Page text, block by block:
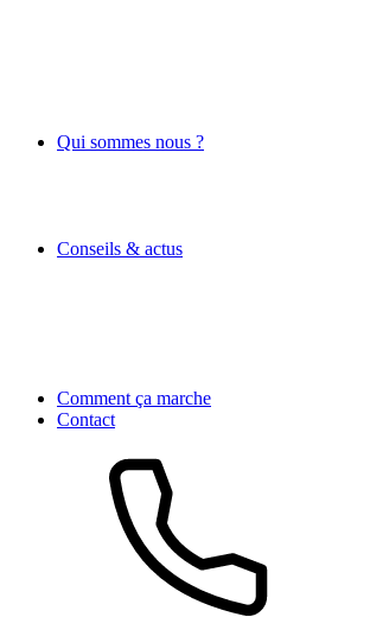
Qui sommes nous ?
Conseils & actus
Comment ça marche
Contact